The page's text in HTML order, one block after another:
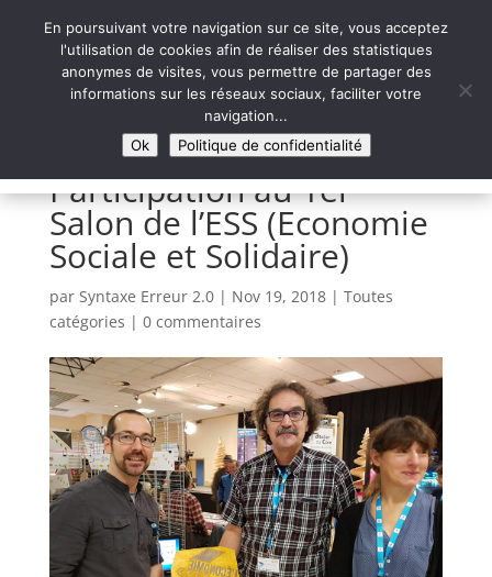
Syntaxe Erreur 2.0
LE NUMÉRIQUE SOLIDAIRE
Participation au 1er
Salon de l’ESS (Economie
Sociale et Solidaire)
par Syntaxe Erreur 2.0| Nov 19, 2018| Toutes
catégories | 0 commentaires
En poursuivant votre navigation sur ce site, vous acceptez
l'utilisation de cookies afin de réaliser des statistiques
anonymes de visites, vous permettre de partager des
informations sur les réseaux sociaux, faciliter votre
navigation...
Ok
Politique de confidentialité